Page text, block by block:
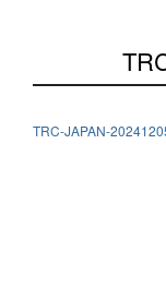
TRC-JAPAN-